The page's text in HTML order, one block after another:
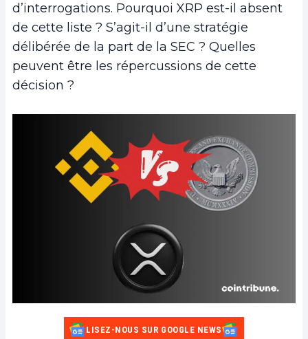
d’interrogations. Pourquoi XRP est-il absent
de cette liste ? S’agit-il d’une stratégie
délibérée de la part de la SEC ? Quelles
peuvent être les répercussions de cette
décision ?
LISEZ-NOUS SUR GOOGLE NEWS